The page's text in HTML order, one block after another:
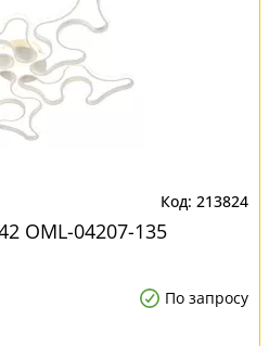
213824
OML-04207-135
По запросу